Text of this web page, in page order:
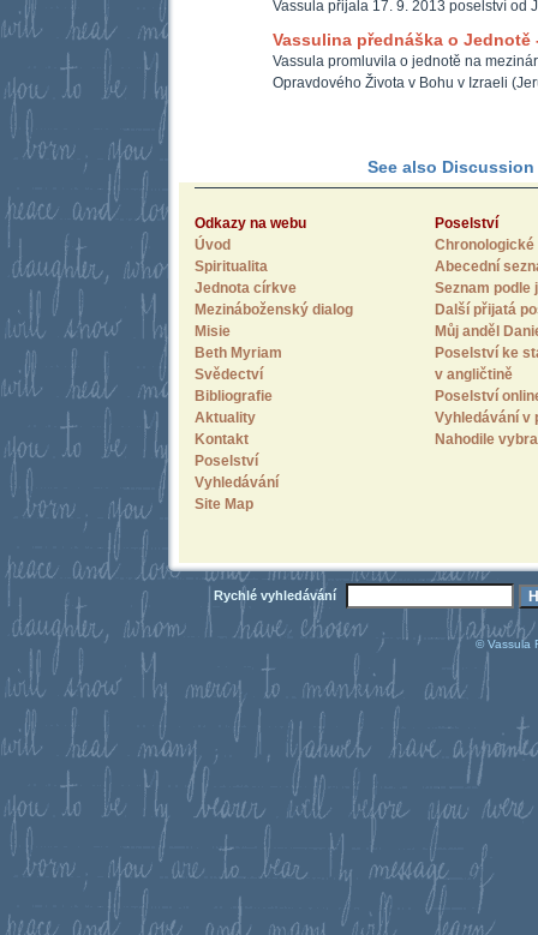
Vassula přijala 17. 9. 2013 poselství od
Vassulina přednáška o Jednotě
Vassula promluvila o jednotě na
Opravdového Života v Bohu v Izraeli
See also
Odkazy na webu
Úvod
Spiritualita
Jednota církve
Mezináboženský dialog
Misie
Beth Myriam
Svědectví
Bibliografie
Aktuality
Kontakt
Poselství
Vyhledávání
Site Map
Poselství
Chronologické
Abecední
Seznam
Další přijatá
Můj anděl
Poselství ke
v angličtině
Poselství
Vyhledávání v
Nahodile
Rychlé vyhledávání
© Vassula